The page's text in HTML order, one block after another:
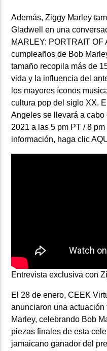
Además,Ziggy Marley
Gladwell en una
MARLEY: PORTRAIT
cumpleaños de Bob
tamaño recopila más de
vida y la influencia del
los mayores íconos
cultura pop del siglo XX.
Angeles se llevará a
2021 a las 5 pm PT / 8
información, haga clic
Entrevista exclusiva con
El 28 de enero,CEEK
anunciaron una
Marley, celebrando Bob
piezas finales de esta
jamaicano ganador del